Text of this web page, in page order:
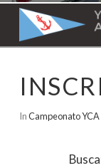
InCampeonato YCA